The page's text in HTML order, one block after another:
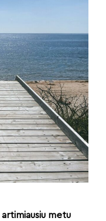
artimiausiu metu